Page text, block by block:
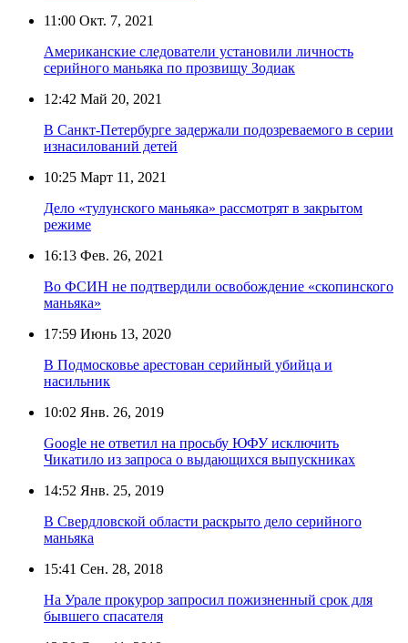
11:00 Окт. 7, 2021
Американские следователи установили личность
серийного маньяка по прозвищу Зодиак
12:42 Май 20, 2021
В Санкт-Петербурге задержали подозреваемого в серии
изнасилований детей
10:25 Март 11, 2021
Дело «тулунского маньяка» рассмотрят в закрытом
режиме
16:13 Фев. 26, 2021
Во ФСИН не подтвердили освобождение «скопинского
маньяка»
17:59 Июнь 13, 2020
В Подмосковье арестован серийный убийца и
насильник
10:02 Янв. 26, 2019
Google не ответил на просьбу ЮФУ исключить
Чикатило из запроса о выдающихся выпускниках
14:52 Янв. 25, 2019
В Свердловской области раскрыто дело серийного
маньяка
15:41 Сен. 28, 2018
На Урале прокурор запросил пожизненный срок для
бывшего спасателя